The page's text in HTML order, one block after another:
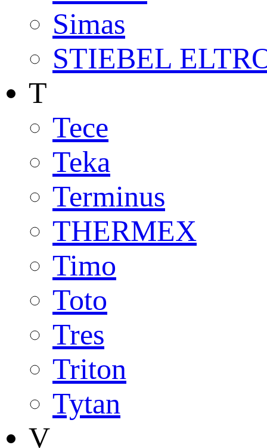
Simas
STIEBEL
T
Tece
Teka
Terminus
THERMEX
Timo
Toto
Tres
Triton
Tytan
V